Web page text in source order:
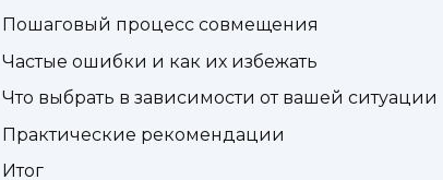
Пошаговый процесс совмещения
Частые ошибки и как их избежать
Что выбрать в зависимости от вашей ситуации
Практические рекомендации
Итог